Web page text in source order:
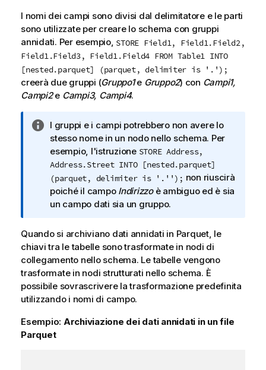
I nomi dei campi sono divisi dal delimitatore e le parti
sono utilizzate per creare lo schema con gruppi
annidati. Per esempio, STORE Field1, Field1.Field2,
Field1.Field3, Field1.Field4 FROM Table1 INTO
[nested.parquet] (parquet, delimiter is '.');
creerà due gruppi (Gruppo1e Gruppo2) con Campi1,
Campi2e Campi3, Campi4.
N
o
t
a
i
n
f
i
I gruppi e i campi potrebbero non avere lo
stesso nome in un nodo nello schema. Per
esempio, l'istruzione STORE Address,
Address.Street INTO [nested.parquet]
(parquet, delimiter is '.''); non riuscirà
poiché il campo Indirizzoè ambiguo ed è sia
un campo dati sia un gruppo.
Quando si archiviano dati annidati in Parquet, le
chiavi tra le tabelle sono trasformate in nodi di
collegamento nello schema. Le tabelle vengono
trasformate in nodi strutturati nello schema. È
possibile sovrascrivere la trasformazione predefinita
utilizzando i nomi di campo.
Esempio: Archiviazione dei dati annidati in un file
Parquet